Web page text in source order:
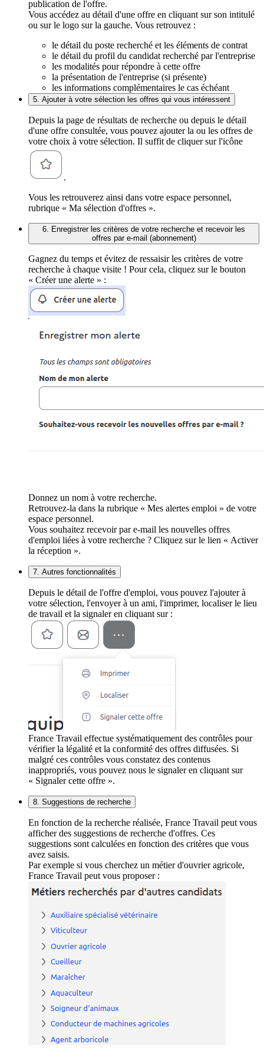
publication de l'offre.
Vous accédez au détail d'une offre en cliquant sur son intitulé
ou sur le logo sur la gauche. Vous retrouvez :
le détail du poste recherché et les éléments de contrat
le détail du profil du candidat recherché par l'entreprise
les modalités pour répondre à cette offre
la présentation de l'entreprise (si présente)
les informations complémentaires le cas échéant
5. Ajouter à votre sélection les offres qui vous intéressent
Depuis la page de résultats de recherche ou depuis le détail
d'une offre consultée, vous pouvez ajouter la ou les offres de
votre choix à votre sélection. Il suffit de cliquer sur l'icône
.
Vous les retrouverez ainsi dans votre espace personnel,
rubrique « Ma sélection d'offres ».
6. Enregistrer les critères de votre recherche et recevoir les
offres par e-mail (abonnement)
Gagnez du temps et évitez de ressaisir les critères de votre
recherche à chaque visite ! Pour cela, cliquez sur le bouton
« Créer une alerte » :
Donnez un nom à votre recherche.
Retrouvez-la dans la rubrique « Mes alertes emploi » de votre
espace personnel.
Vous souhaitez recevoir par e-mail les nouvelles offres
d'emploi liées à votre recherche ? Cliquez sur le lien « Activer
la réception ».
7. Autres fonctionnalités
Depuis le détail de l'offre d'emploi, vous pouvez l'ajouter à
votre sélection, l'envoyer à un ami, l'imprimer, localiser le lieu
de travail et la signaler en cliquant sur :
France Travail effectue systématiquement des contrôles pour
vérifier la légalité et la conformité des offres diffusées. Si
malgré ces contrôles vous constatez des contenus
inappropriés, vous pouvez nous le signaler en cliquant sur
« Signaler cette offre ».
8. Suggestions de recherche
En fonction de la recherche réalisée, France Travail peut vous
afficher des suggestions de recherche d'offres. Ces
suggestions sont calculées en fonction des critères que vous
avez saisis.
Par exemple si vous cherchez un métier d'ouvrier agricole,
France Travail peut vous proposer :